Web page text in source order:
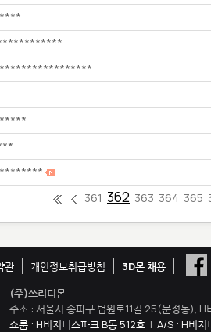
361 362 363 364 365
관 개인정보취급방침
3D몬 채용
(주)쓰리디몬
주소 : 서울시 송파구 법원로11길 25(문정동),
쇼룸 : H비지니스파크 B동 512호 | A/S : H비지